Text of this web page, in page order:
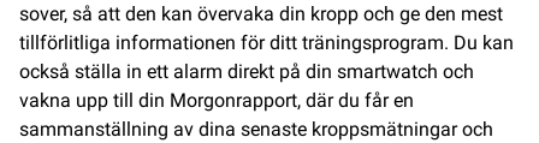
sover, så att den kan övervaka din kropp och ge den mest
tillförlitliga informationen för ditt träningsprogram. Du kan
också ställa in ett alarm direkt på din smartwatch och
vakna upp till din Morgonrapport, där du får en
sammanställning av dina senaste kroppsmätningar och